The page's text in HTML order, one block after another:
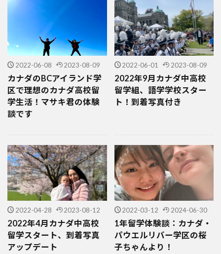
2022-06-08 2023-08-09
カナダのBCアイランド学
区で理想のカナダ高校留
学生活！マサキ君の体験
談です
2022-06-01 2023-08-09
2022年9月カナダ中高校
留学組、語学学校スター
ト！到着写真付き
2022-04-28 2023-08-12
2022年4月カナダ中高校
留学スタート、到着写真
アップデート
2022-03-12 2024-06-30
1年留学体験談：カナダ・
パウエルリバー学区の桜
子ちゃんより！